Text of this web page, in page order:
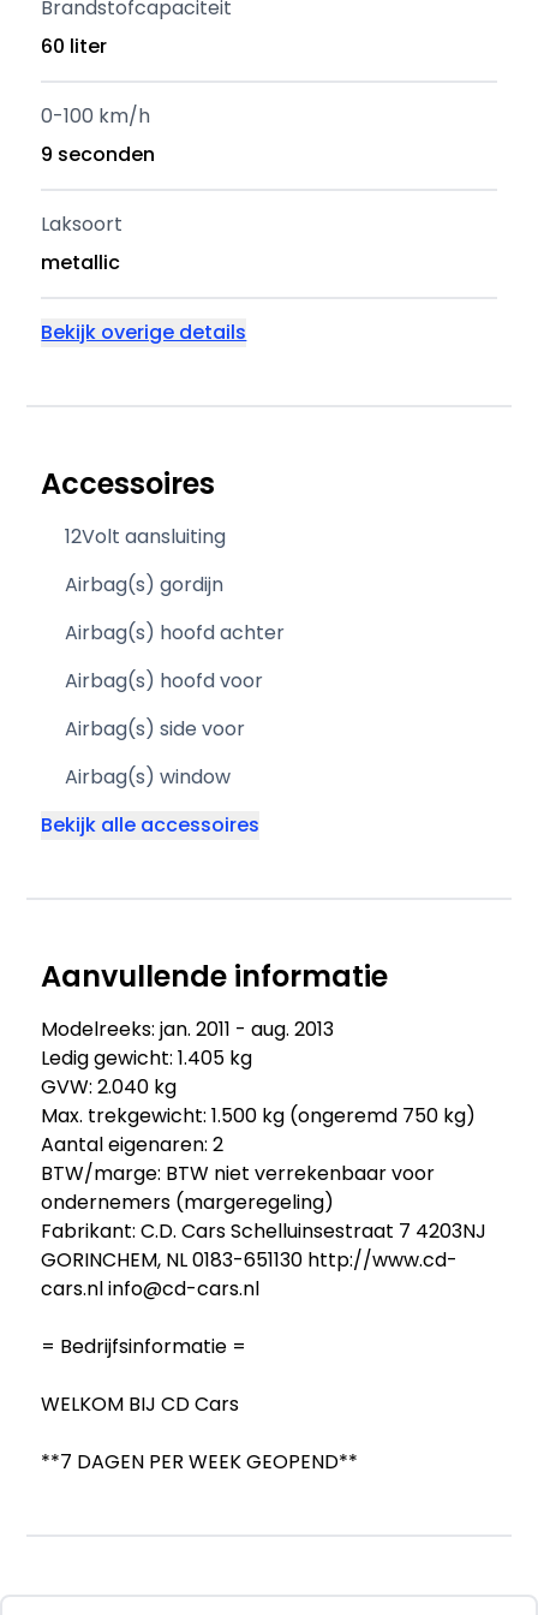
Brandstofcapaciteit
60 liter
0-100 km/h
9 seconden
Laksoort
metallic
Bekijk overige details
Accessoires
12Volt aansluiting
Airbag(s) gordijn
Airbag(s) hoofd achter
Airbag(s) hoofd voor
Airbag(s) side voor
Airbag(s) window
Bekijk alle accessoires
Aanvullende informatie
Modelreeks: jan. 2011 - aug. 2013
Ledig gewicht: 1.405 kg
GVW: 2.040 kg
Max. trekgewicht: 1.500 kg (ongeremd 750 kg)
Aantal eigenaren: 2
BTW/marge: BTW niet verrekenbaar voor
ondernemers (margeregeling)
Fabrikant: C.D. Cars Schelluinsestraat 7 4203NJ
GORINCHEM, NL 0183-651130 http://www.cd-
cars.nl info@cd-cars.nl
= Bedrijfsinformatie =
WELKOM BIJ CD Cars
**7 DAGEN PER WEEK GEOPEND**
prijsklasse. Daarnaast kopen wij alle merken